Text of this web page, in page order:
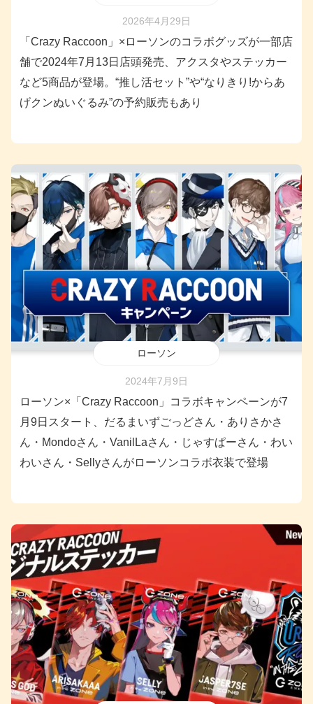
2026年4月29日
「Crazy Raccoon」×ローソンのコラボグッズが一部店
舗で2024年7月13日店頭発売、アクスタやステッカー
など5商品が登場。“推し活セット”や“なりきり!からあ
げクンぬいぐるみ”の予約販売もあり
ローソン
2024年7月9日
ローソン×「Crazy Raccoon」コラボキャンペーンが7
月9日スタート、だるまいずごっどさん・ありさかさ
ん・Mondoさん・VanilLaさん・じゃすぱーさん・わい
わいさん・Sellyさんがローソンコラボ衣装で登場